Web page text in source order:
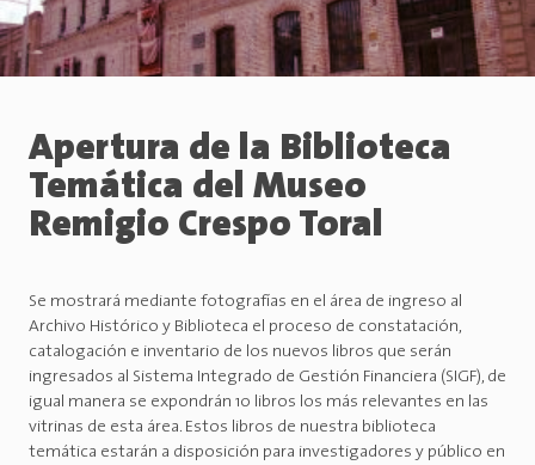
Apertura de la Biblioteca
Temática del Museo
Remigio Crespo Toral
Se mostrará mediante fotografías en el área de ingreso al
Archivo Histórico y Biblioteca el proceso de constatación,
catalogación e inventario de los nuevos libros que serán
ingresados al Sistema Integrado de Gestión Financiera (SIGF), de
igual manera se expondrán 10 libros los más relevantes en las
vitrinas de esta área. Estos libros de nuestra biblioteca
temática estarán a disposición para investigadores y público en